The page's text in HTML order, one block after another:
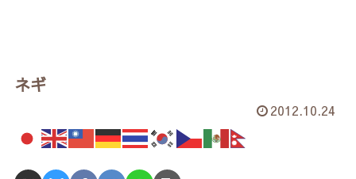
ネギ
2012.10.24